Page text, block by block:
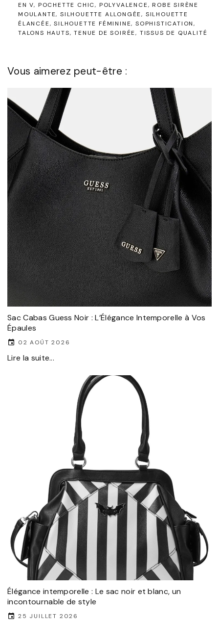
EN V POCHETTE CHIC POLYVALENCE
ROBE SIRÈNE
MOULANTE SILHOUETTE ALLONGÉE SILHOUETTE
ÉLANCÉE
SILHOUETTE FÉMININE SOPHISTICATION
TALONS HAUTS
TENUE DE SOIRÉE TISSUS DE QUALITÉ
Vous aimerez peut-être :
Sac Cabas Guess Noir : L’Élégance Intemporelle à Vos
Épaules
02 AOÛT 2026
Lire la suite...
Élégance intemporelle : Le sac noir et blanc, un
incontournable de style
25 JUILLET 2026